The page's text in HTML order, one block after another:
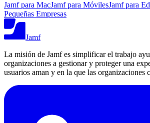
Jamf para MacJamf para MóvilesJamf para
Pequeñas Empresas
Jamf
La misión de Jamf es simplificar el trabajo
organizaciones a gestionar y proteger una
usuarios aman y en la que las organizaciones